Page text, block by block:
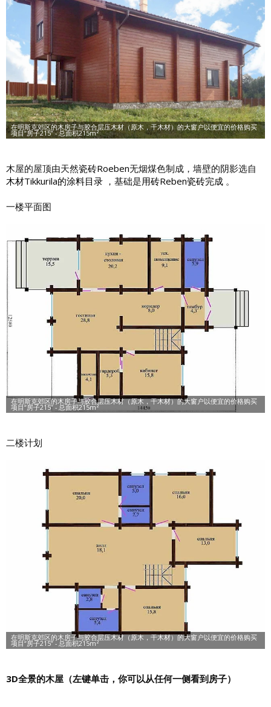
木屋的屋顶由天然瓷砖Roeben无烟煤色制成，墙壁的阴影选自
木材Tikkurila的涂料目录 ，基础是用砖Reben瓷砖完成 。
一楼平面图
二楼计划
3D全景的木屋（左键单击，你可以从任何一侧看到房子）